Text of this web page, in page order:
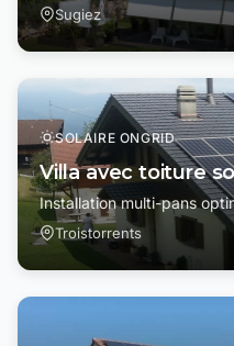
Sugiez
SOLAIRE ONGRID
Villa avec toiture
Installation multi-pans
Troistorrents